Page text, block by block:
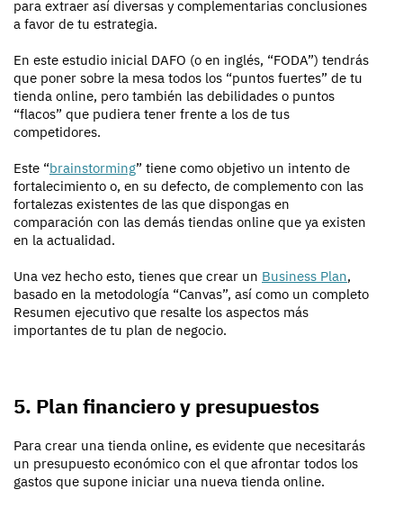
para extraer así diversas y complementarias conclusiones
a favor de tu estrategia.
En este estudio inicial DAFO (o en inglés, “FODA”) tendrás
que poner sobre la mesa todos los “puntos fuertes” de tu
tienda online, pero también las debilidades o puntos
“flacos” que pudiera tener frente a los de tus
competidores.
Este “brainstorming” tiene como objetivo un intento de
fortalecimiento o, en su defecto, de complemento con las
fortalezas existentes de las que dispongas en
comparación con las demás tiendas online que ya existen
en la actualidad.
Una vez hecho esto, tienes que crear un Business Plan,
basado en la metodología “Canvas”, así como un completo
Resumen ejecutivo que resalte los aspectos más
importantes de tu plan de negocio.
5. Plan financiero y presupuestos
Para crear una tienda online, es evidente que necesitarás
un presupuesto económico con el que afrontar todos los
gastos que supone iniciar una nueva tienda online.